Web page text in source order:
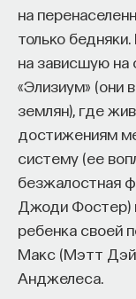
на
только
на зависшую на
«Элизиум» (они
землян), где
достижениям
систему (ее
безжалостная
Джоди Фостер)
ребенка своей
Макс (Мэтт
Анджелеса.